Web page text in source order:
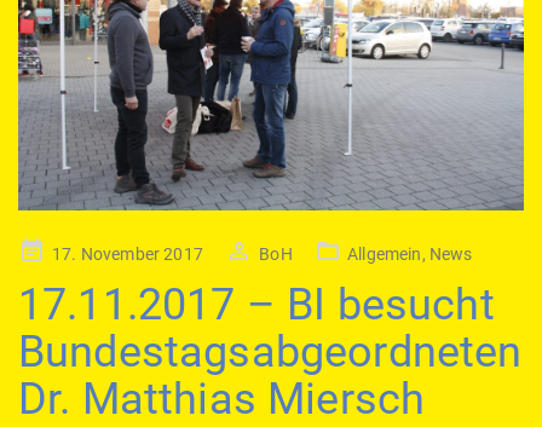
Posted17. November 2017 BoH Allgemein, News
17.11.2017 – BI besucht
Bundestagsabgeordneten
Dr. Matthias Miersch